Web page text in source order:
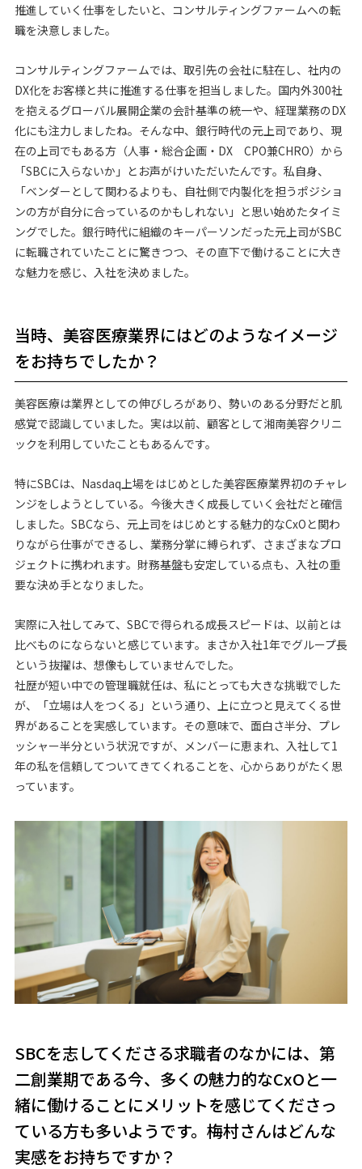
推進していく仕事をしたいと、コンサルティングファームへの転
職を決意しました。
コンサルティングファームでは、取引先の会社に駐在し、社内の
DX化をお客様と共に推進する仕事を担当しました。国内外300社
を抱えるグローバル展開企業の会計基準の統一や、経理業務のDX
化にも注力しましたね。そんな中、銀行時代の元上司であり、現
在の上司でもある方（人事・総合企画・DX CPO兼CHRO）から
「SBCに入らないか」とお声がけいただいたんです。私自身、
「ベンダーとして関わるよりも、自社側で内製化を担うポジショ
ンの方が自分に合っているのかもしれない」と思い始めたタイミ
ングでした。銀行時代に組織のキーパーソンだった元上司がSBC
に転職されていたことに驚きつつ、その直下で働けることに大き
な魅力を感じ、入社を決めました。
当時、美容医療業界にはどのようなイメージ
をお持ちでしたか？
美容医療は業界としての伸びしろがあり、勢いのある分野だと肌
感覚で認識していました。実は以前、顧客として湘南美容クリニ
ックを利用していたこともあるんです。
特にSBCは、Nasdaq上場をはじめとした美容医療業界初のチャレ
ンジをしようとしている。今後大きく成長していく会社だと確信
しました。SBCなら、元上司をはじめとする魅力的なCxOと関わ
りながら仕事ができるし、業務分掌に縛られず、さまざまなプロ
ジェクトに携われます。財務基盤も安定している点も、入社の重
要な決め手となりました。
実際に入社してみて、SBCで得られる成長スピードは、以前とは
比べものにならないと感じています。まさか入社1年でグループ長
という抜擢は、想像もしていませんでした。
社歴が短い中での管理職就任は、私にとっても大きな挑戦でした
が、「立場は人をつくる」という通り、上に立つと見えてくる世
界があることを実感しています。その意味で、面白さ半分、プレ
ッシャー半分という状況ですが、メンバーに恵まれ、入社して1
年の私を信頼してついてきてくれることを、心からありがたく思
っています。
SBCを志してくださる求職者のなかには、第
二創業期である今、多くの魅力的なCxOと一
緒に働けることにメリットを感じてくださっ
ている方も多いようです。梅村さんはどんな
実感をお持ちですか？